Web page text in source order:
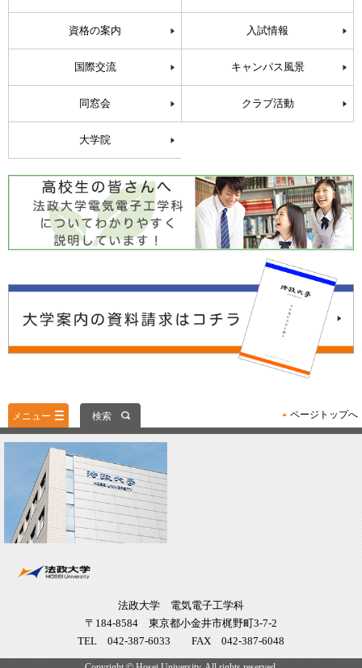
資格の案内 入試情報
国際交流 キャンパス風景
同窓会 クラブ活動
大学院
メニュー 検索 ページトップへ
法政大学 電気電子工学科
〒184-8584 東京都小金井市梶野町3-7-2
TEL 042-387-6033 FAX 042-387-6048